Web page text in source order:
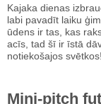
Kajaka dienas
labi pavadīt laiku
ūdens ir tas, kas
acīs, tad šī ir īstā
notiekošajos svētkos!
Mini-pitch